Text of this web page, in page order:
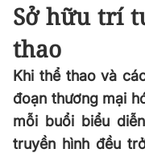
Sở hữu trí
thao
Khi thể thao và
đoạn thương mại
mỗi buổi biểu
truyền hình đều